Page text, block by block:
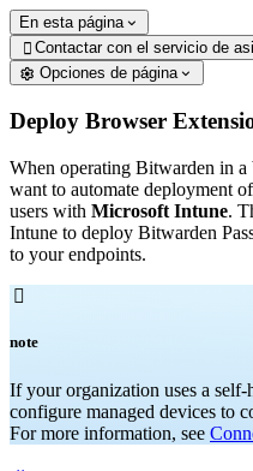
En esta página
 Contactar con el servicio de
Opciones de página
Deploy Browser
When operating Bitwarden in a
want to automate deployment
users with Microsoft Intune.
Intune to deploy Bitwarden
to your endpoints.

note
If your organization uses a
configure managed devices to
For more information, see